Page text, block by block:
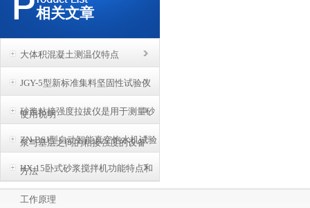
相关文章
大体积混凝土测温仪特点
JGY-5型新标准集料坚固性试验仪
使用说明
砂浆粘接强度拉拔仪是用于测量砂
浆与基层之间的粘接强度的设备
ZN-BSJ型自动智能真空饱水机试验
方法
HX-15卧式砂浆搅拌机功能特点和
工作原理